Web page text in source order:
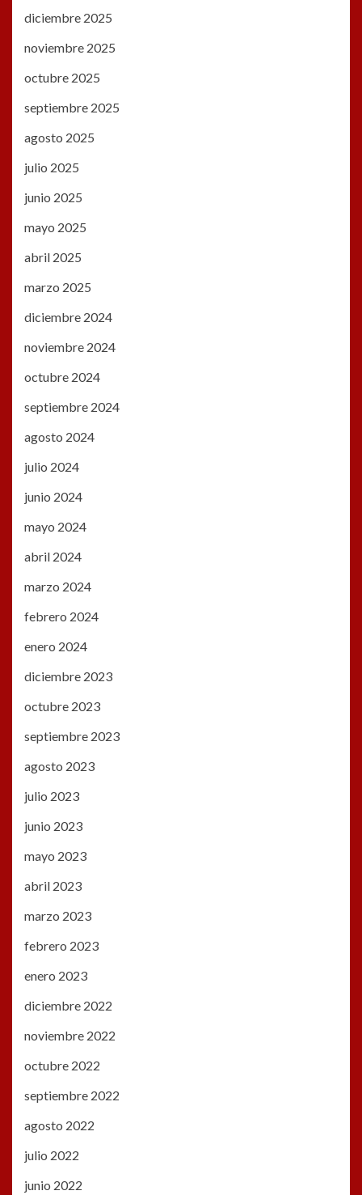
diciembre 2025
noviembre 2025
octubre 2025
septiembre 2025
agosto 2025
julio 2025
junio 2025
mayo 2025
abril 2025
marzo 2025
diciembre 2024
noviembre 2024
octubre 2024
septiembre 2024
agosto 2024
julio 2024
junio 2024
mayo 2024
abril 2024
marzo 2024
febrero 2024
enero 2024
diciembre 2023
octubre 2023
septiembre 2023
agosto 2023
julio 2023
junio 2023
mayo 2023
abril 2023
marzo 2023
febrero 2023
enero 2023
diciembre 2022
noviembre 2022
octubre 2022
septiembre 2022
agosto 2022
julio 2022
junio 2022